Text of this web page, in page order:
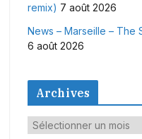
remix) 7 août 2026
News – Marseille – The
6 août 2026
Archives
A